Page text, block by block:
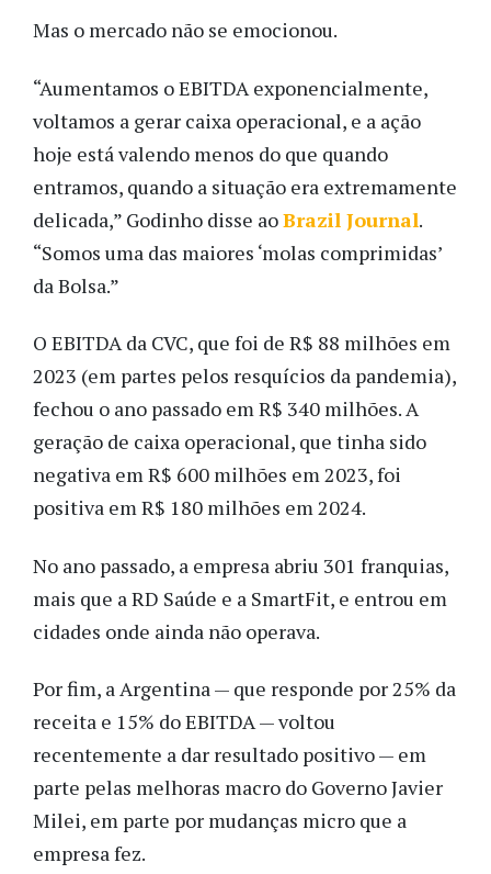
Mas o mercado não se emocionou.
“Aumentamos o EBITDA exponencialmente,
voltamos a gerar caixa operacional, e a ação
hoje está valendo menos do que quando
entramos, quando a situação era extremamente
delicada,” Godinho disse aoBrazil Journal.
“Somos uma das maiores ‘molas comprimidas’
da Bolsa.”
O EBITDA da CVC, que foi de R$ 88 milhões em
2023 (em partes pelos resquícios da pandemia),
fechou o ano passado em R$ 340 milhões. A
geração de caixa operacional, que tinha sido
negativa em R$ 600 milhões em 2023, foi
positiva em R$ 180 milhões em 2024.
No ano passado, a empresa abriu 301 franquias,
mais que a RD Saúde e a SmartFit, e entrou em
cidades onde ainda não operava.
Por fim, a Argentina — que responde por 25% da
receita e 15% do EBITDA — voltou
recentemente a dar resultado positivo — em
parte pelas melhoras macro do Governo Javier
Milei, em parte por mudanças micro que a
empresa fez.